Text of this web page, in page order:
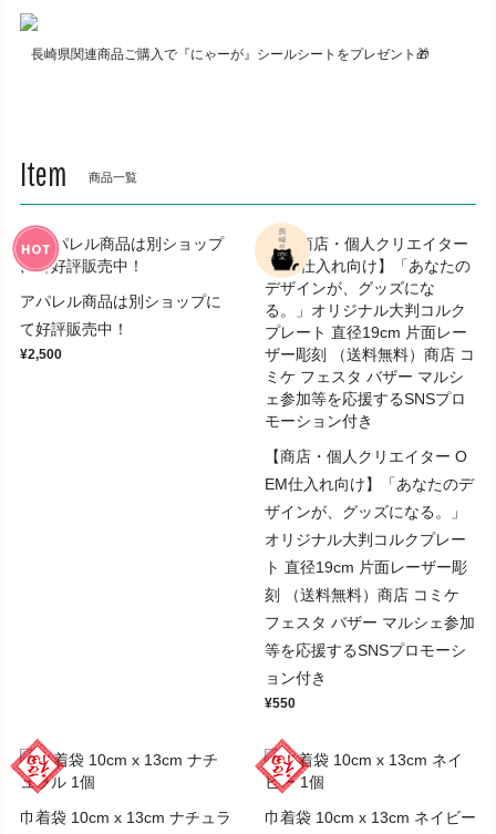
長崎県関連商品ご購入で『にゃーが』シールシートをプレゼント🎁
Item 商品一覧
アパレル商品は別ショップに
て好評販売中！
¥2,500
【商店・個人クリエイター O
EM仕入れ向け】「あなたのデ
ザインが、グッズになる。」
オリジナル大判コルクプレー
ト 直径19cm 片面レーザー彫
刻 （送料無料）商店 コミケ
フェスタ バザー マルシェ参加
等を応援するSNSプロモーシ
ョン付き
¥550
巾着袋 10cm x 13cm ナチュラ
巾着袋 10cm x 13cm ネイビー